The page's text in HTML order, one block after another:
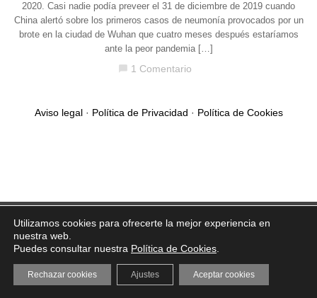
2020. Casi nadie podía preveer el 31 de diciembre de 2019 cuando
China alertó sobre los primeros casos de neumonía provocados por un
brote en la ciudad de Wuhan que cuatro meses después estaríamos
ante la peor pandemia […]
chat_bubble 1 Comentario
Aviso legal· Política de Privacidad · Política de Cookies
Utilizamos cookies para ofrecerte la mejor experiencia en
nuestra web.
Puedes consultar nuestra Política de Cookies
Aceptar cookies
Rechazar cookies Ajustes